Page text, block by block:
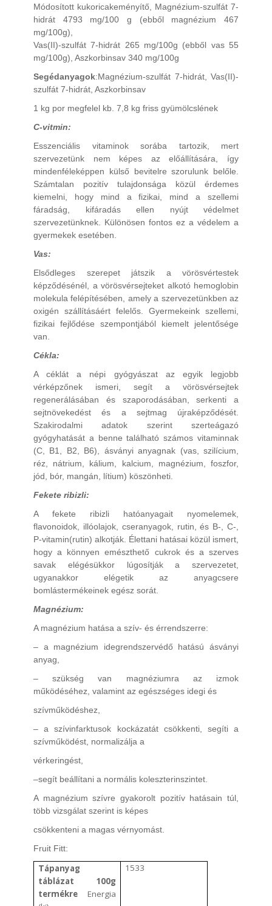
Módosított kukoricakeményítő, Magnézium-szulfát 7-
hidrát 4793 mg/100 g (ebből magnézium 467
mg/100g),
Vas(II)-szulfát 7-hidrát 265 mg/100g (ebből vas 55
mg/100g), Aszkorbinsav 340 mg/100g
Segédanyagok:Magnézium-szulfát 7-hidrát, Vas(II)-
szulfát 7-hidrát, Aszkorbinsav
1 kg por megfelel kb. 7,8 kg friss gyümölcslének
C-vitmin:
Esszenciális vitaminok sorába tartozik, mert
szervezetünk nem képes az előállítására, így
mindenféleképpen külső bevitelre szorulunk belőle.
Számtalan pozitív tulajdonsága közül érdemes
kiemelni, hogy mind a fizikai, mind a szellemi
fáradság, kifáradás ellen nyújt védelmet
szervezetünknek. Különösen fontos ez a védelem a
gyermekek esetében.
Vas:
Elsődleges szerepet játszik a vörösvértestek
képződésénél, a vörösvérsejteket alkotó hemoglobin
molekula felépítésében, amely a szervezetünkben az
oxigén szállításáért felelős. Gyermekeink szellemi,
fizikai fejlődése szempontjából kiemelt jelentősége
van.
Cékla:
A céklát a népi gyógyászat az egyik legjobb
vérképzőnek ismeri, segít a vörösvérsejtek
regenerálásában és szaporodásában, serkenti a
sejtnövekedést és a sejtmag újraképződését.
Szakirodalmi adatok szerint szerteágazó
gyógyhatását a benne található számos vitaminnak
(C, B1, B2, B6), ásványi anyagnak (vas, szilícium,
réz, nátrium, kálium, kalcium, magnézium, foszfor,
jód, bór, mangán, lítium) köszönheti.
Fekete ribizli:
A fekete ribizli hatóanyagait nyomelemek,
flavonoidok, illóolajok, cseranyagok, rutin, és B-, C-,
P-vitamin(rutin) alkotják. Élettani hatásai közül ismert,
hogy a könnyen emészthető cukrok és a szerves
savak elégésükkor lúgosítják a szervezetet,
ugyanakkor elégetik az anyagcsere
bomlástermékeinek egész sorát.
Magnézium:
A magnézium hatása a szív- és érrendszerre:
– a magnézium idegrendszervédő hatású ásványi
anyag,
– szükség van magnéziumra az izmok
működéséhez, valamint az egészséges idegi és
szívműködéshez,
– a szívinfarktusok kockázatát csökkenti, segíti a
szívműködést, normalizálja a
vérkeringést,
–segít beállítani a normális koleszterinszintet.
A magnézium szívre gyakorolt pozitív hatásain túl,
több vizsgálat szerint is képes
csökkenteni a magas vérnyomást.
Fruit Fitt:
Tápanyag
táblázat 100g
termékre Energia
1533